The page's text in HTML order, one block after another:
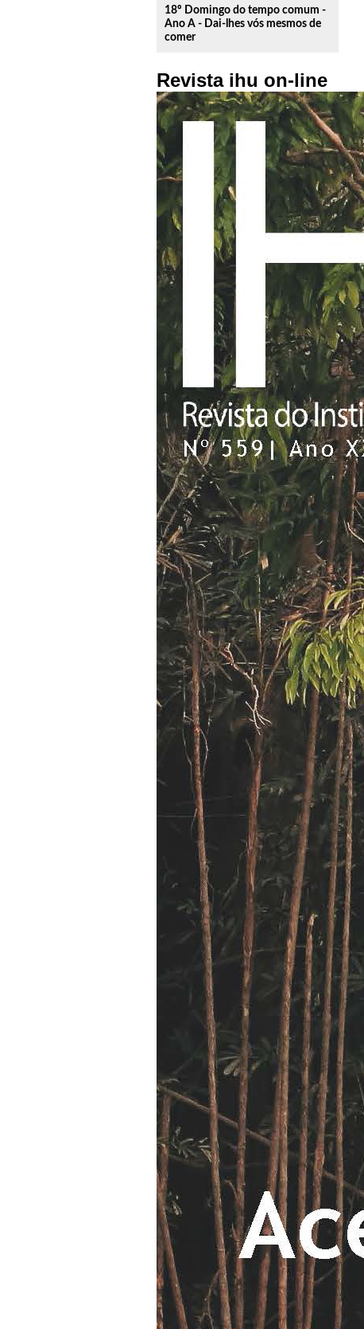
18º Domingo do tempo comum -
Ano A - Dai-lhes vós mesmos de
comer
Revista ihu on-line